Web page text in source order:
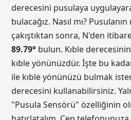
derecesini pusulaya
bulacağız. Nasıl mı?
çakıştıktan sonra, N'den
89.79° bulun. Kıble
kıble yönünüzdür. İşte bu
ile kıble yönünüzü bulmak
derecesini kullanabilirsiniz.
"Pusula Sensörü" özelliğinin